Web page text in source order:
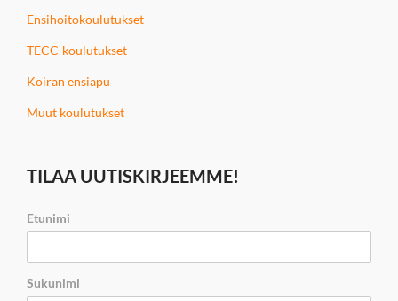
Ensihoitokoulutukset
TECC-koulutukset
Koiran ensiapu
Muut koulutukset
TILAA UUTISKIRJEEMME!
Etunimi
Sukunimi